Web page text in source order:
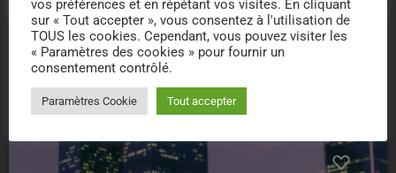
vos préférences et en répétant vos visites. En cliquant
sur « Tout accepter », vous consentez à l'utilisation de
TOUS les cookies. Cependant, vous pouvez visiter les
« Paramètres des cookies » pour fournir un
consentement contrôlé.
Paramètres Cookie Tout accepter